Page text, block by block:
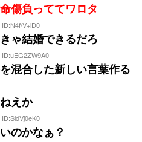
傷負っててワロタ
V+lD0
ゃ結婚できるだろ
混合した新しい言葉作る
えか
のかなぁ？